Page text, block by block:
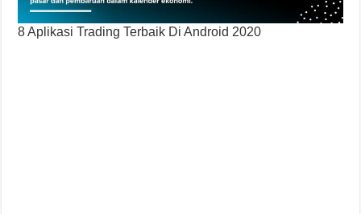
8 Aplikasi Trading Terbaik Di Android 2020